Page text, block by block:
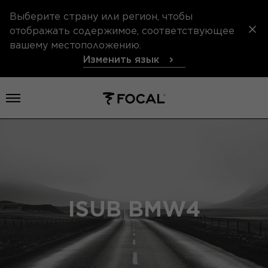
Выберите страну или регион, чтобы
отображать содержимое, соответствующее
вашему местоположению.
Изменить язык
Открыть меню
ISUB BMW4